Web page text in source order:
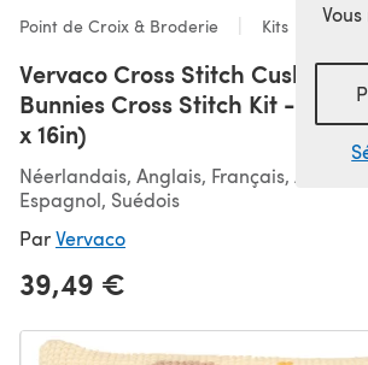
Point de Croix & Broderie Kits
Vervaco Cross Stitch Cushion
Bunnies Cross Stitch Kit - 40cm
x 16in)
Néerlandais, Anglais, Français,
Espagnol, Suédois
ParVervaco
39,49 €